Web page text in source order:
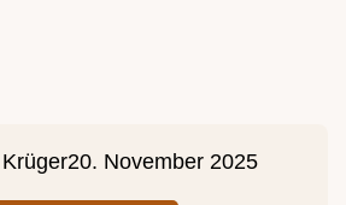
20. November 2025